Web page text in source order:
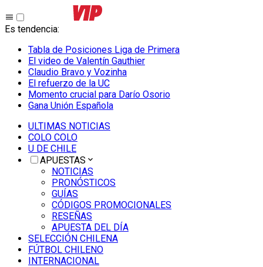
Es tendencia:
Tabla de Posiciones Liga de Primera
El video de Valentín Gauthier
Claudio Bravo y Vozinha
El refuerzo de la UC
Momento crucial para Darío Osorio
Gana Unión Española
ULTIMAS NOTICIAS
COLO COLO
U DE CHILE
APUESTAS
NOTICIAS
PRONÓSTICOS
GUÍAS
CÓDIGOS PROMOCIONALES
RESEÑAS
APUESTA DEL DÍA
SELECCIÓN CHILENA
FÚTBOL CHILENO
INTERNACIONAL